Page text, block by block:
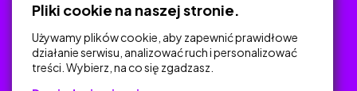
Na skróty
Pliki cookie na naszej stronie.
Używamy plików cookie, aby zapewnić prawidłowe
działanie serwisu, analizować ruch i personalizować
treści. Wybierz, na co się zgadzasz.